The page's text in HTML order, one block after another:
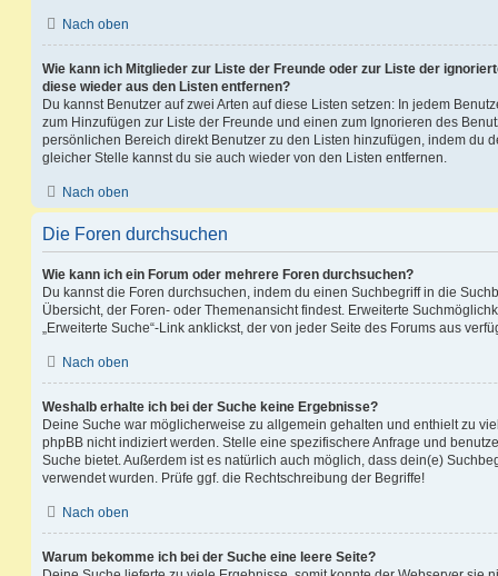
Nach oben
Wie kann ich Mitglieder zur Liste der Freunde oder zur Liste der
diese wieder aus den Listen entfernen?
Du kannst Benutzer auf zwei Arten auf diese Listen setzen: In jedem
zum Hinzufügen zur Liste der Freunde und einen zum Ignorieren des
persönlichen Bereich direkt Benutzer zu den Listen hinzufügen, indem du
gleicher Stelle kannst du sie auch wieder von den Listen entfernen.
Nach oben
Die Foren durchsuchen
Wie kann ich ein Forum oder mehrere Foren durchsuchen?
Du kannst die Foren durchsuchen, indem du einen Suchbegriff in die
Übersicht, der Foren- oder Themenansicht findest. Erweiterte
„Erweiterte Suche“-Link anklickst, der von jeder Seite des Forums aus
Nach oben
Weshalb erhalte ich bei der Suche keine Ergebnisse?
Deine Suche war möglicherweise zu allgemein gehalten und enthielt zu
phpBB nicht indiziert werden. Stelle eine spezifischere Anfrage und
Suche bietet. Außerdem ist es natürlich auch möglich, dass dein(e)
verwendet wurden. Prüfe ggf. die Rechtschreibung der Begriffe!
Nach oben
Warum bekomme ich bei der Suche eine leere Seite?